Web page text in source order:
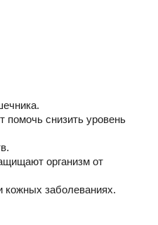
помочь снизить уровень
организм от
кожных заболеваниях.